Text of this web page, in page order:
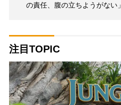
の責任、腹の立ちようがない」
注目TOPIC